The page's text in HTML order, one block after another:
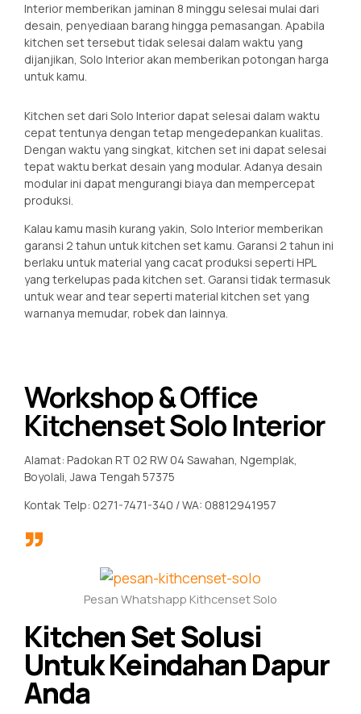
Interior memberikan jaminan 8 minggu selesai mulai dari
desain, penyediaan barang hingga pemasangan. Apabila
kitchen set tersebut tidak selesai dalam waktu yang
dijanjikan, Solo Interior akan memberikan potongan harga
untuk kamu.
Kitchen set dari Solo Interior dapat selesai dalam waktu
cepat tentunya dengan tetap mengedepankan kualitas.
Dengan waktu yang singkat, kitchen set ini dapat selesai
tepat waktu berkat desain yang modular. Adanya desain
modular ini dapat mengurangi biaya dan mempercepat
produksi.
Kalau kamu masih kurang yakin, Solo Interior memberikan
garansi 2 tahun untuk kitchen set kamu. Garansi 2 tahun ini
berlaku untuk material yang cacat produksi seperti HPL
yang terkelupas pada kitchen set. Garansi tidak termasuk
untuk wear and tear seperti material kitchen set yang
warnanya memudar, robek dan lainnya.
Workshop & Office
Kitchenset Solo Interior
Alamat: Padokan RT 02 RW 04 Sawahan, Ngemplak,
Boyolali, Jawa Tengah 57375
Kontak Telp: 0271-7471-340 / WA: 08812941957
Pesan Whatshapp Kithcenset Solo
Kitchen Set Solusi
Untuk Keindahan Dapur
Anda